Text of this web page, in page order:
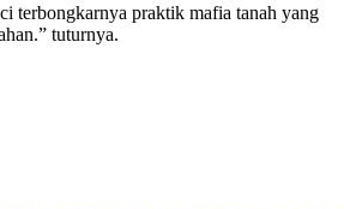
terbongkarnya praktik mafia tanah yang
tuturnya.